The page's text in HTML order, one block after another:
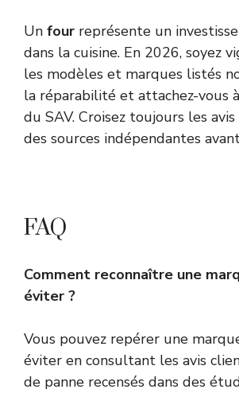
Un four représente un
dans la cuisine. En 2026, soyez
les modèles et marques listés
la réparabilité et attachez-vous
du SAV. Croisez toujours les
des sources indépendantes
FAQ
Comment reconnaître une
éviter ?
Vous pouvez repérer une
éviter en consultant les avis
de panne recensés dans des